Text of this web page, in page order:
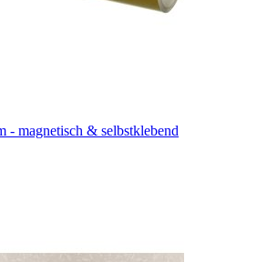
- magnetisch & selbstklebend